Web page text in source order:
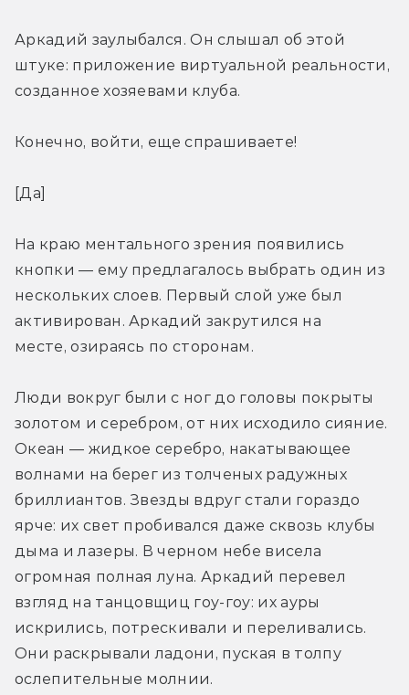
Аркадий заулыбался. Он слышал об этой
штуке: приложение виртуальной реальности,
созданное хозяевами клуба.
Конечно, войти, еще спрашиваете!
[Да]
На краю ментального зрения появились
кнопки — ему предлагалось выбрать один из
нескольких слоев. Первый слой уже был
активирован. Аркадий закрутился на
месте, озираясь по сторонам.
Люди вокруг были с ног до головы покрыты
золотом и серебром, от них исходило сияние.
Океан — жидкое серебро, накатывающее
волнами на берег из толченых радужных
бриллиантов. Звезды вдруг стали гораздо
ярче: их свет пробивался даже сквозь клубы
дыма и лазеры. В черном небе висела
огромная полная луна. Аркадий перевел
взгляд на танцовщиц гоу-гоу: их ауры
искрились, потрескивали и переливались.
Они раскрывали ладони, пуская в толпу
ослепительные молнии.